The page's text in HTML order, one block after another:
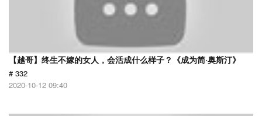
【越哥】终生不嫁的女人，会活成什么样子？《成为简·奥斯汀》
# 332
2020-10-12 09:40